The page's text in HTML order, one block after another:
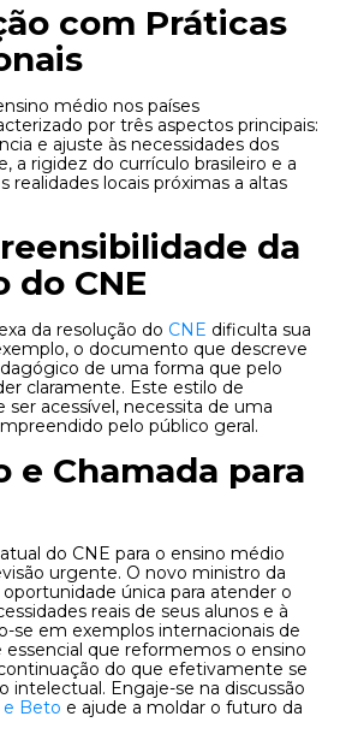
com Práticas
médio nos países
por três aspectos principais:
e ajuste às necessidades dos
a rigidez do currículo brasileiro e a
realidades locais próximas a altas
da
do CNE
da resolução do CNE dificulta sua
o documento que descreve
de uma forma que pelo
claramente. Este estilo de
acessível, necessita de uma
pelo público geral.
e Chamada para
do CNE para o ensino médio
urgente. O novo ministro da
única para atender o
reais de seus alunos e à
se em exemplos internacionais de
essencial que reformemos o ensino
do que efetivamente se
intelectual. Engaje-se na discussão
e Beto e ajude a moldar o futuro da